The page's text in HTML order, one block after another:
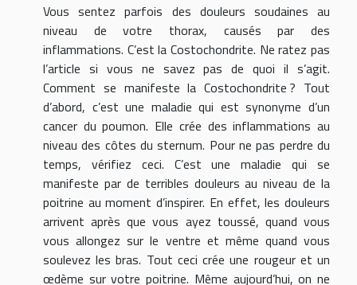
Vous sentez parfois des douleurs soudaines au
niveau de votre thorax, causés par des
inflammations. C’est la Costochondrite. Ne ratez pas
l’article si vous ne savez pas de quoi il s’agit.
Comment se manifeste la Costochondrite ? Tout
d’abord, c’est une maladie qui est synonyme d’un
cancer du poumon. Elle crée des inflammations au
niveau des côtes du sternum. Pour ne pas perdre du
temps, vérifiez ceci. C’est une maladie qui se
manifeste par de terribles douleurs au niveau de la
poitrine au moment d’inspirer. En effet, les douleurs
arrivent après que vous ayez toussé, quand vous
vous allongez sur le ventre et même quand vous
soulevez les bras. Tout ceci crée une rougeur et un
œdème sur votre poitrine. Même aujourd’hui, on ne